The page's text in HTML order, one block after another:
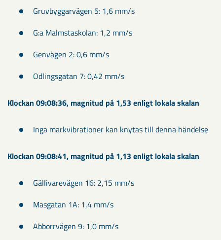
Gruvbyggarvägen 5: 1,6 mm/s
G:a Malmstaskolan: 1,2 mm/s
Genvägen 2: 0,6 mm/s
Odlingsgatan 7: 0,42 mm/s
Klockan 09:08:36, magnitud på 1,53 enligt lokala skalan
Inga markvibrationer kan knytas till denna händelse
Klockan 09:08:41, magnitud på 1,13 enligt lokala skalan
Gällivarevägen 16: 2,15 mm/s
Masgatan 1A: 1,4 mm/s
Abborrvägen 9: 1,0 mm/s